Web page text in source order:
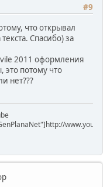
#9
что открывал
Спасибо) за
2011 оформления
это потому что
нет???